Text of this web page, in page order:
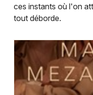
Choisir mes
ces instants où l'on
tout déborde.